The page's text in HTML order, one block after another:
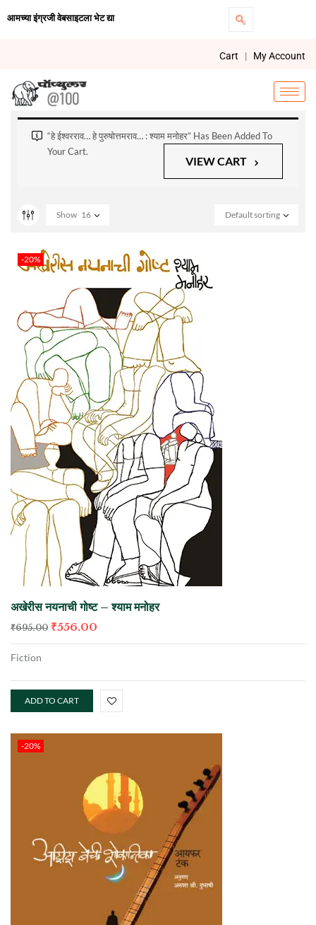
आमच्या इंग्रजी वेबसाइटला भेट द्या
Cart | My Account
“हे ईश्वरराव… हे पुरुषोत्तमराव… : श्याम मनोहर” Has Been Added To
Your Cart.
VIEW CART
Default sorting
Show 16
-20%
अखेरीस नयनाची गोष्ट – श्याम मनोहर
₹695.00 ₹556.00
Fiction
ADD TO CART
-20%